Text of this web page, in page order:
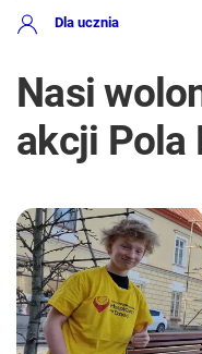
Dla ucznia
Nasi
akcji Pola